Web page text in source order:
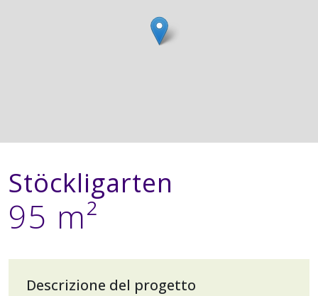
Stöckligarten
95 m²
Descrizione del progetto